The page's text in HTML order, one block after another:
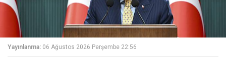
Yayınlanma: 06 Ağustos 2026 Perşembe 22:56